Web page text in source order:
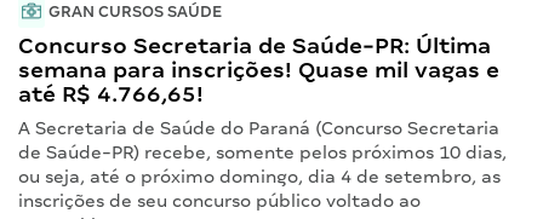
GRAN CURSOS SAÚDE
Concurso Secretaria de Saúde-PR: Última
semana para inscrições! Quase mil vagas e
até R$ 4.766,65!
A Secretaria de Saúde do Paraná (Concurso Secretaria
de Saúde-PR) recebe, somente pelos próximos 10 dias,
ou seja, até o próximo domingo, dia 4 de setembro, as
inscrições de seu concurso público voltado ao